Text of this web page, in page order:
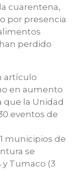
cuarentena,
por presencia
perdido
artículo
en aumento
que la Unidad
eventos de
municipios de
se
y Tumaco (3